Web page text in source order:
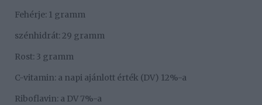
Fehérje: 1 gramm
szénhidrát: 29 gramm
Rost: 3 gramm
C-vitamin: a napi ajánlott érték (DV) 12%-a
Riboflavin: a DV 7%-a